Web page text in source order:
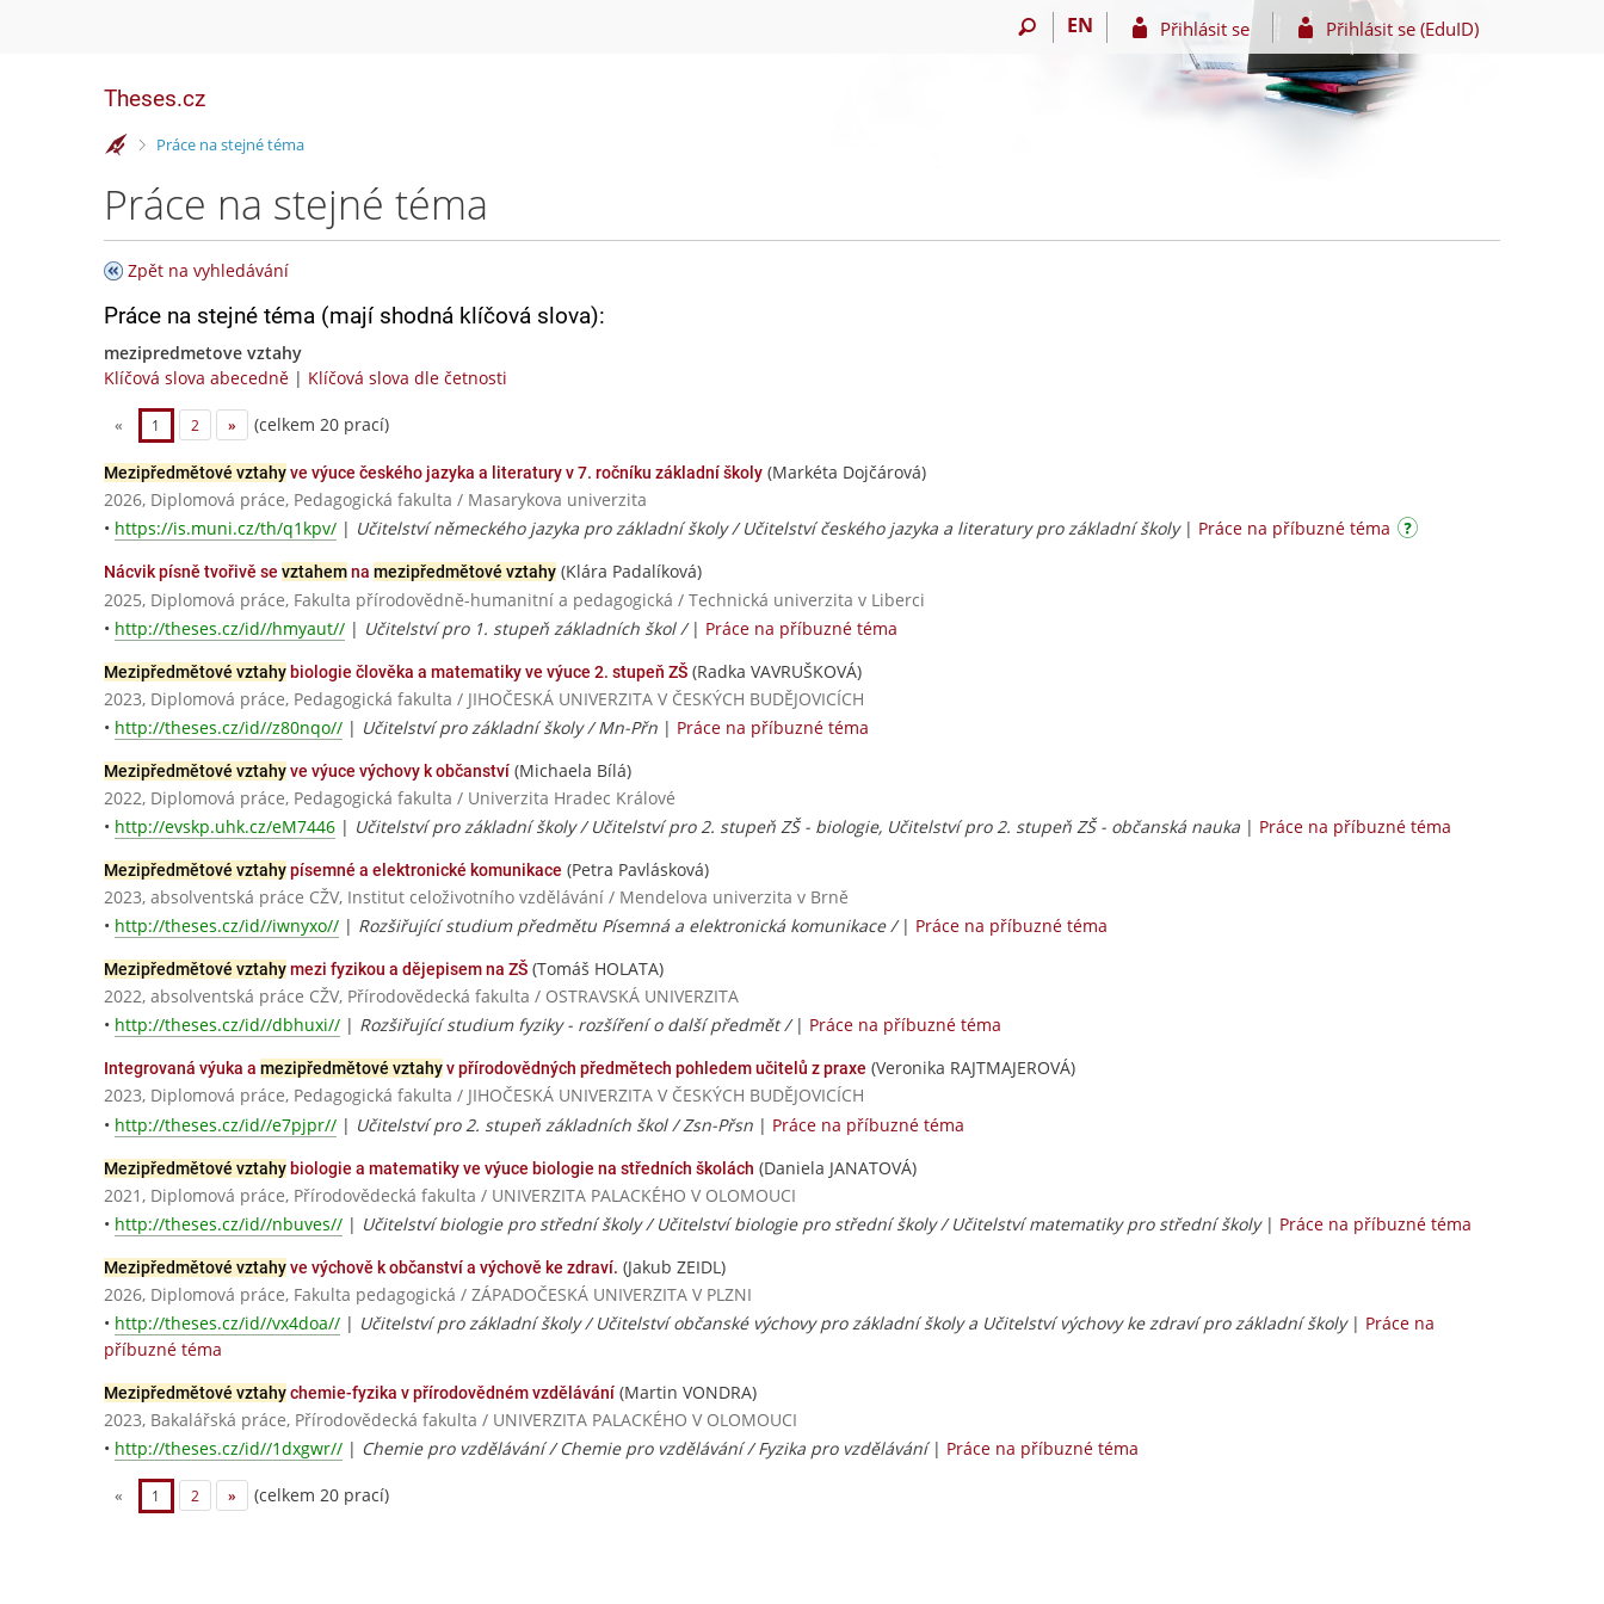
EN Přihlásit se Přihlásit se (EduID)
Theses.cz
>Práce na stejné téma
Práce na stejné téma
Zpět na vyhledávání
Práce na stejné téma (mají shodná klíčová slova):
mezipredmetove vztahy
Klíčová slova abecedně | Klíčová slova dle četnosti
« 1 2 » (celkem 20 prací)
Mezipředmětové vztahyve výuce českého jazyka a literatury v 7. ročníku základní školy (Markéta Dojčárová)
2026, Diplomová práce, Pedagogická fakulta / Masarykova univerzita
• https://is.muni.cz/th/q1kpv/ | Učitelství německého jazyka pro základní školy / Učitelství českého jazyka a literatury pro základní školy| Práce na příbuzné téma
Nácvik písně tvořivě se vztahemna mezipředmětové vztahy (Klára Padalíková)
2025, Diplomová práce, Fakulta přírodovědně-humanitní a pedagogická / Technická univerzita v Liberci
• http://theses.cz/id//hmyaut// | Učitelství pro 1. stupeň základních škol / | Práce na příbuzné téma
Mezipředmětové vztahy biologie člověka a matematiky ve výuce 2. stupeň ZŠ (Radka VAVRUŠKOVÁ)
2023, Diplomová práce, Pedagogická fakulta / JIHOČESKÁ UNIVERZITA V ČESKÝCH BUDĚJOVICÍCH
• http://theses.cz/id//z80nqo// | Učitelství pro základní školy / Mn-Přn | Práce na příbuzné téma
Mezipředmětové vztahyve výuce výchovy k občanství (Michaela Bílá)
2022, Diplomová práce, Pedagogická fakulta / Univerzita Hradec Králové
• http://evskp.uhk.cz/eM7446 | Učitelství pro základní školy / Učitelství pro 2. stupeň ZŠ - biologie, Učitelství pro 2. stupeň ZŠ - občanská nauka | Práce na příbuzné téma
Mezipředmětové vztahypísemné a elektronické komunikace (Petra Pavlásková)
2023, absolventská práce CŽV, Institut celoživotního vzdělávání / Mendelova univerzita v Brně
• http://theses.cz/id//iwnyxo// | Rozšiřující studium předmětu Písemná a elektronická komunikace / | Práce na příbuzné téma
Mezipředmětové vztahymezi fyzikou a dějepisem na ZŠ (Tomáš HOLATA)
2022, absolventská práce CŽV, Přírodovědecká fakulta / OSTRAVSKÁ UNIVERZITA
• http://theses.cz/id//dbhuxi// | Rozšiřující studium fyziky - rozšíření o další předmět / | Práce na příbuzné téma
Integrovaná výuka a mezipředmětové vztahyv přírodovědných předmětech pohledem učitelů z praxe (Veronika RAJTMAJEROVÁ)
2023, Diplomová práce, Pedagogická fakulta / JIHOČESKÁ UNIVERZITA V ČESKÝCH BUDĚJOVICÍCH
• http://theses.cz/id//e7pjpr// | Učitelství pro 2. stupeň základních škol / Zsn-Přsn | Práce na příbuzné téma
Mezipředmětové vztahybiologie a matematiky ve výuce biologie na středních školách (Daniela JANATOVÁ)
2021, Diplomová práce, Přírodovědecká fakulta / UNIVERZITA PALACKÉHO V OLOMOUCI
• http://theses.cz/id//nbuves// | Učitelství biologie pro střední školy / Učitelství biologie pro střední školy / Učitelství matematiky pro střední školy| Práce na příbuzné téma
Mezipředmětové vztahyve výchově k občanství a výchově ke zdraví. (Jakub ZEIDL)
2026, Diplomová práce, Fakulta pedagogická / ZÁPADOČESKÁ UNIVERZITA V PLZNI
• http://theses.cz/id//vx4doa// | Učitelství pro základní školy / Učitelství občanské výchovy pro základní školy a Učitelství výchovy ke zdraví pro základní školy| Práce na
příbuzné téma
Mezipředmětové vztahychemie-fyzika v přírodovědném vzdělávání (Martin VONDRA)
2023, Bakalářská práce, Přírodovědecká fakulta / UNIVERZITA PALACKÉHO V OLOMOUCI
• http://theses.cz/id//1dxgwr// | Chemie pro vzdělávání / Chemie pro vzdělávání / Fyzika pro vzdělávání| Práce na příbuzné téma
« 1 2 » (celkem 20 prací)